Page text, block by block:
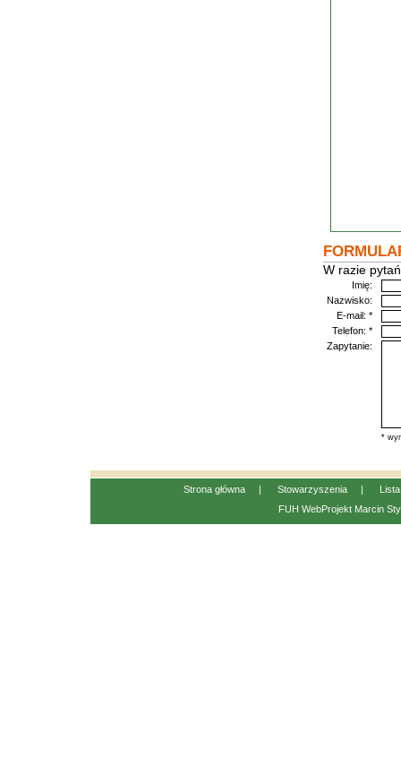
W razie
Imię:
Nazwisko:
E-mail: *
Telefon: *
Zapytanie:
*
Strona główna | Stowarzyszenia |
FUH WebProjektMarcin